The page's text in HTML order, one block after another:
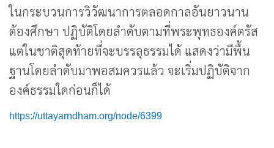
ในกระบวนการวิวัฒนาการตลอดกาลอันยาวนาน
ต้องศึกษา ปฏิบัติโดยลำดับตามที่พระพุทธองค์ตรัส
แต่ในชาติสุดท้ายที่จะบรรลุธรรมได้ แสดงว่ามีพื้น
ฐานโดยลำดับมาพอสมควรแล้ว จะเริ่มปฏิบัติจาก
องค์ธรรมใดก่อนก็ได้
https://uttayarndham.org/node/6399